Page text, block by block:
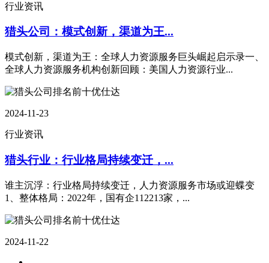
行业资讯
猎头公司：模式创新，渠道为王...
模式创新，渠道为王：全球人力资源服务巨头崛起启示录一、
全球人力资源服务机构创新回顾：美国人力资源行业...
2024-11-23
行业资讯
猎头行业：行业格局持续变迁，...
谁主沉浮：行业格局持续变迁，人力资源服务市场或迎蝶变
1、整体格局：2022年，国有企112213家，...
2024-11-22